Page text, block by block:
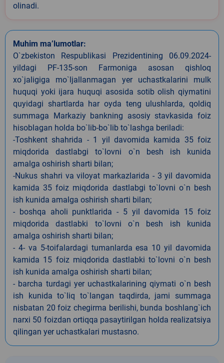
olinadi.
Muhim ma’lumotlar:
O`zbekiston Respublikasi Prezidentining 06.09.2024-
yildagi PF-135-son Farmoniga asosan qishloq
xo`jaligiga mo`ljallanmagan yer uchastkalarini mulk
huquqi yoki ijara huquqi asosida sotib olish qiymatini
quyidagi shartlarda har oyda teng ulushlarda, qoldiq
summaga Markaziy bankning asosiy stavkasida foiz
hisoblagan holda bo`lib-bo`lib to`lashga beriladi:
-Toshkent shahrida - 1 yil davomida kamida 35 foiz
miqdorida dastlabgi to`lovni o`n besh ish kunida
amalga oshirish sharti bilan;
-Nukus shahri va viloyat markazlarida - 3 yil davomida
kamida 35 foiz miqdorida dastlabgi to`lovni o`n besh
ish kunida amalga oshirish sharti bilan;
- boshqa aholi punktlarida - 5 yil davomida 15 foiz
miqdorida dastlabki to`lovni o`n besh ish kunida
amalga oshirish sharti bilan;
- 4- va 5-toifalardagi tumanlarda esa 10 yil davomida
kamida 15 foiz miqdorida dastlabki to`lovni o`n besh
ish kunida amalga oshirish sharti bilan;
- barcha turdagi yer uchastkalarining qiymati o`n besh
ish kunida to`liq to`langan taqdirda, jami summaga
nisbatan 20 foiz chegirma berilishi, bunda boshlang`ich
narxi 50 foizdan ortiqqa pasaytirilgan holda realizatsiya
qilingan yer uchastkalari mustasno.